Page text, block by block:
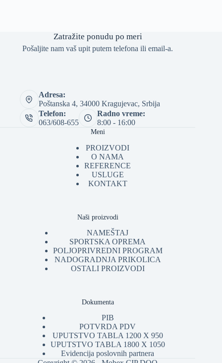
Zatražite ponudu po meri
Pošaljite nam vaš upit putem telefona ili email-a.
Adresa:
Poštanska 4, 34000 Kragujevac, Srbija
Telefon:
063/608-655
Radno vreme:
8:00 - 16:00
Meni
PROIZVODI
O NAMA
REFERENCE
USLUGE
KONTAKT
Naši proizvodi
NAMEŠTAJ
SPORTSKA OPREMA
POLJOPRIVREDNI PROGRAM
NADOGRADNJA PRIKOLICA
OSTALI PROIZVODI
Dokumenta
PIB
POTVRDA PDV
UPUTSTVO TABLA 1200 X 950
UPUTSTVO TABLA 1800 X 1050
Evidencija poslovnih partnera